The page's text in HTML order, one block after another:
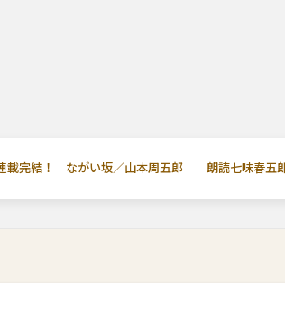
載完結！ ながい坂／山本周五郎 朗読七味春五